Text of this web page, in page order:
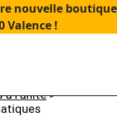
nouvelle boutique
Valence !
à l'unité>